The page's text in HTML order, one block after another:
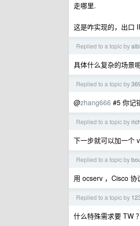
走哪里.
这是咋实现的，出口
Replied to a topic by
具体什么复杂的场景呢
Replied to a topic by
@zhang666 #5 你记
Replied to a topic by
下一步就可以加一个
Replied to a topic by
用 ocserv ，Cisco 协
Replied to a topic by
什么特殊需求要 TW ？